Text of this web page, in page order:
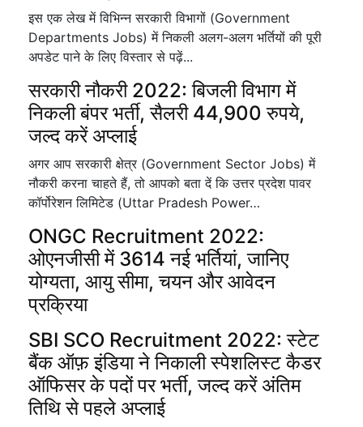
इस एक लेख में विभिन्न सरकारी विभागों (Government
Departments Jobs) में निकली अलग-अलग भर्तियों की पूरी
अपडेट पाने के लिए विस्तार से पढ़ें...
सरकारी नौकरी 2022: बिजली विभाग में
निकली बंपर भर्ती, सैलरी 44,900 रुपये,
जल्द करें अप्लाई
अगर आप सरकारी क्षेत्र (Government Sector Jobs) में
नौकरी करना चाहते हैं, तो आपको बता दें कि उत्तर प्रदेश पावर
कॉर्पोरेशन लिमिटेड (Uttar Pradesh Power…
ONGC Recruitment 2022:
ओएनजीसी में 3614 नई भर्तियां, जानिए
योग्यता, आयु सीमा, चयन और आवेदन
प्रक्रिया
SBI SCO Recruitment 2022: स्टेट
बैंक ऑफ़ इंडिया ने निकाली स्पेशलिस्ट कैडर
ऑफिसर के पदों पर भर्ती, जल्द करें अंतिम
तिथि से पहले अप्लाई